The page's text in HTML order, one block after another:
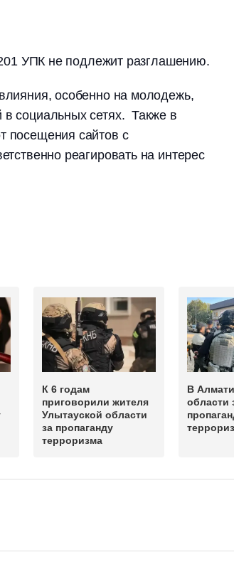
УПК не подлежит разглашению.
особенно на молодежь,
в социальных сетях. Также в
посещения сайтов с
реагировать на интерес
К 6 годам
приговорили жителя
Улытауской области
за пропаганду
терроризма
В
области